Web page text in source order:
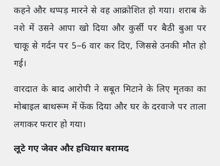
कहने और थप्पड़ मारने से वह आक्रोशित हो गया। शराब के
नशे में उसने आपा खो दिया और कुर्सी पर बैठी बुआ पर
चाकू से गर्दन पर 5–6 वार कर दिए, जिससे उनकी मौत हो
गई।
वारदात के बाद आरोपी ने सबूत मिटाने के लिए मृतका का
मोबाइल बाथरूम में फेंक दिया और घर के दरवाजे पर ताला
लगाकर फरार हो गया।
लूटे गए जेवर और हथियार बरामद